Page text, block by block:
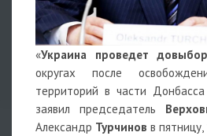
«Украина проведет
округах после
территорий в части
заявил председатель
Александр Турчинов в пятницу,